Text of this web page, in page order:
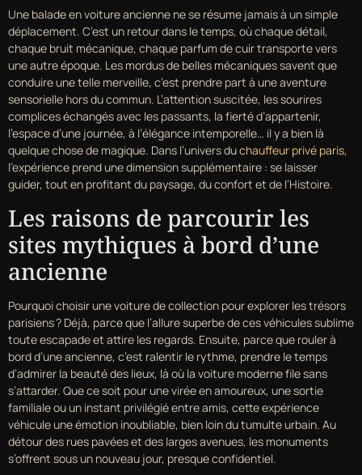
Une balade en voiture ancienne ne se résume jamais à un simple
déplacement. C’est un retour dans le temps, où chaque détail,
chaque bruit mécanique, chaque parfum de cuir transporte vers
une autre époque. Les mordus de belles mécaniques savent que
conduire une telle merveille, c’est prendre part à une aventure
sensorielle hors du commun. L’attention suscitée, les sourires
complices échangés avec les passants, la fierté d’appartenir,
l’espace d’une journée, à l’élégance intemporelle… il y a bien là
quelque chose de magique. Dans l’univers duchauffeur privé paris,
l’expérience prend une dimension supplémentaire : se laisser
guider, tout en profitant du paysage, du confort et de l’Histoire.
Les raisons de parcourir les
sites mythiques à bord d’une
ancienne
Pourquoi choisir une voiture de collection pour explorer les trésors
parisiens ? Déjà, parce que l’allure superbe de ces véhicules sublime
toute escapade et attire les regards. Ensuite, parce que rouler à
bord d’une ancienne, c’est ralentir le rythme, prendre le temps
d’admirer la beauté des lieux, là où la voiture moderne file sans
s’attarder. Que ce soit pour une virée en amoureux, une sortie
familiale ou un instant privilégié entre amis, cette expérience
véhicule une émotion inoubliable, bien loin du tumulte urbain. Au
détour des rues pavées et des larges avenues, les monuments
s’offrent sous un nouveau jour, presque confidentiel.